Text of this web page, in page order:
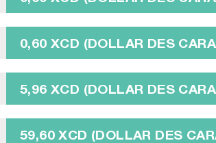
0,60 XCD (DOLLAR DES
5,96 XCD (DOLLAR DES
59,60 XCD (DOLLAR DES